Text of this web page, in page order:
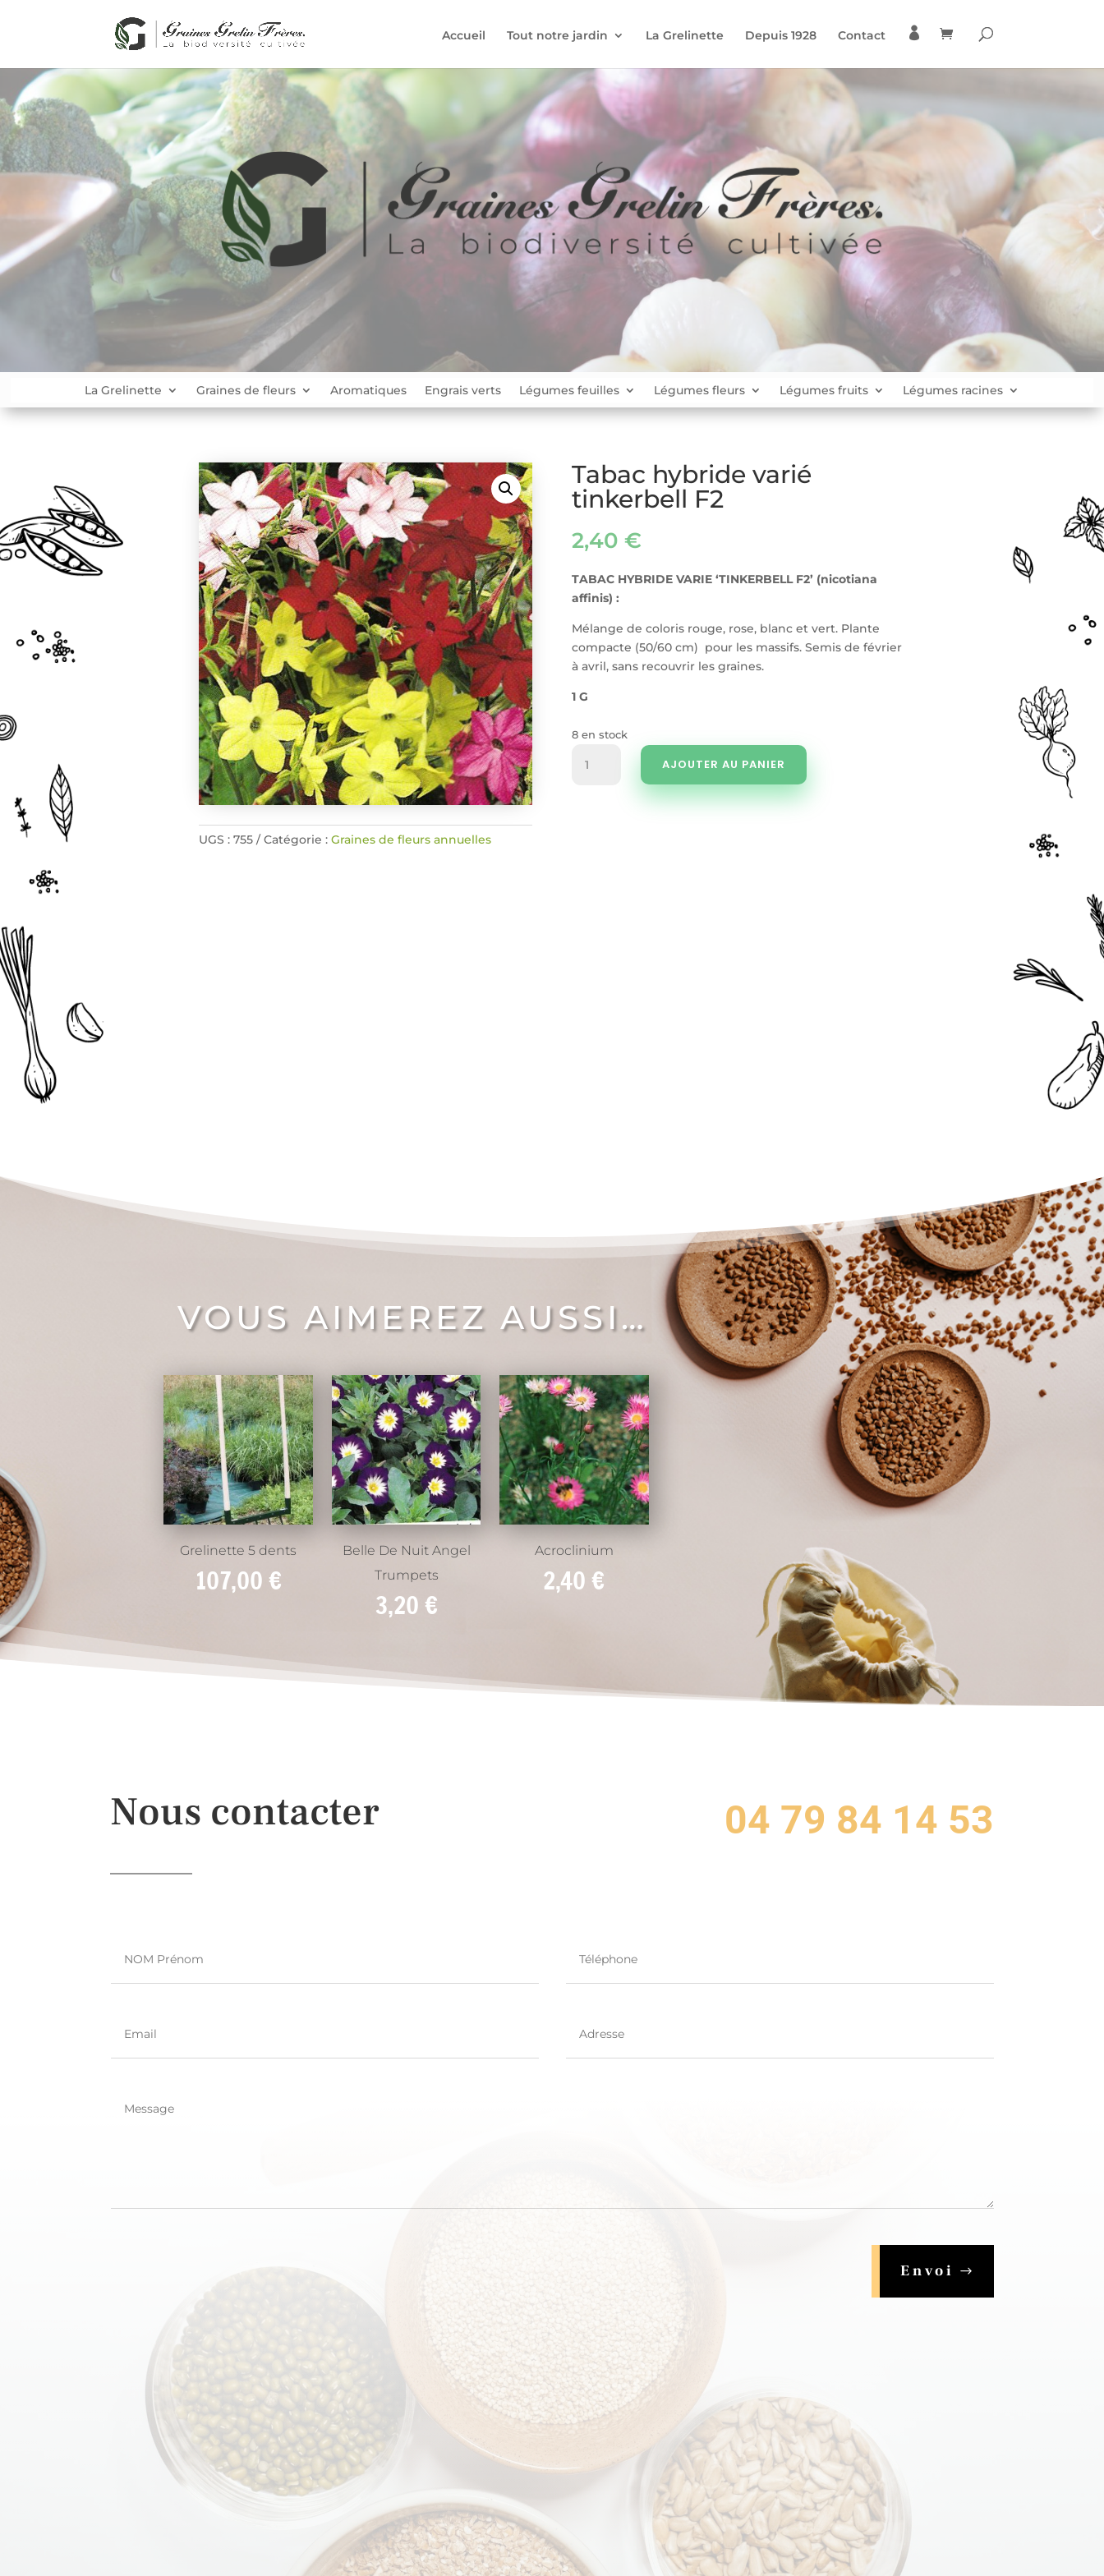
Accueil Tout notre jardin La Grelinette Depuis 1928 Contact 
La Grelinette Graines de fleurs Aromatiques Engrais verts Légumes feuilles Légumes fleurs Légumes fruits Légumes racines
UGS : 755 Catégorie : Graines de fleurs annuelles
Tabac hybride varié
tinkerbell F2
2,40 €
TABAC HYBRIDE VARIE ‘TINKERBELL F2’ (nicotiana
affinis) :
Mélange de coloris rouge, rose, blanc et vert. Plante
compacte (50/60 cm) pour les massifs. Semis de février
à avril, sans recouvrir les graines.
1 G
8 en stock
AJOUTER AU PANIER
VOUS AIMEREZ AUSSI…
Grelinette 5 dents
107,00 €
Belle De Nuit Angel
Trumpets
3,20 €
Acroclinium
2,40 €
Nous contacter 04 79 84 14 53
Envoi